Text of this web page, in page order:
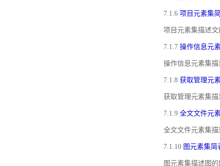
7.1.6 项目元素集
项目元素集描述
7.1.7 操作信息元
操作信息元素集
7.1.8 获取管理元
获取管理元素集
7.1.9 全文文件元
全文文件元素集
7.1.10 图元素集简
图元素集描述图